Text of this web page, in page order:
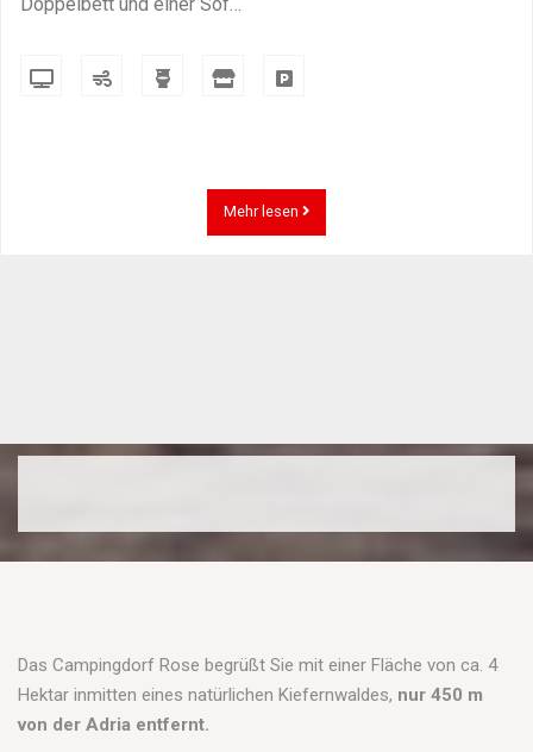
Mehr lesen
Das Campingdorf Rose begrüßt Sie mit einer Fläche von ca. 4
Hektar inmitten eines natürlichen Kiefernwaldes, nur 450 m
von der Adria entfernt.